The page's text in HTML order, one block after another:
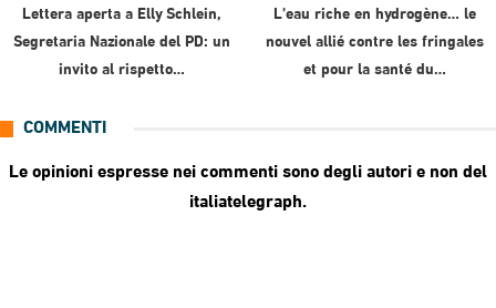
Lettera aperta a Elly Schlein,
Segretaria Nazionale del PD: un
invito al rispetto…
L’eau riche en hydrogène… le
nouvel allié contre les fringales
et pour la santé du…
COMMENTI
Le opinioni espresse nei commenti sono degli autori e non del
italiatelegraph.